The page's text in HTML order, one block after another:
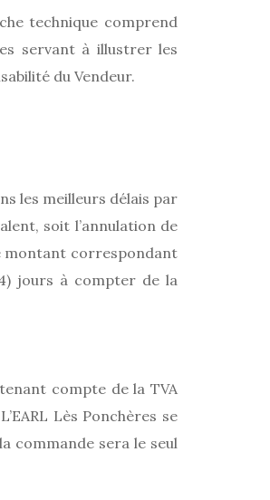
technique comprend
servant à illustrer les
du Vendeur.
les meilleurs délais par
soit l’annulation de
montant correspondant
jours à compter de la
compte de la TVA
Lès Ponchères se
commande sera le seul